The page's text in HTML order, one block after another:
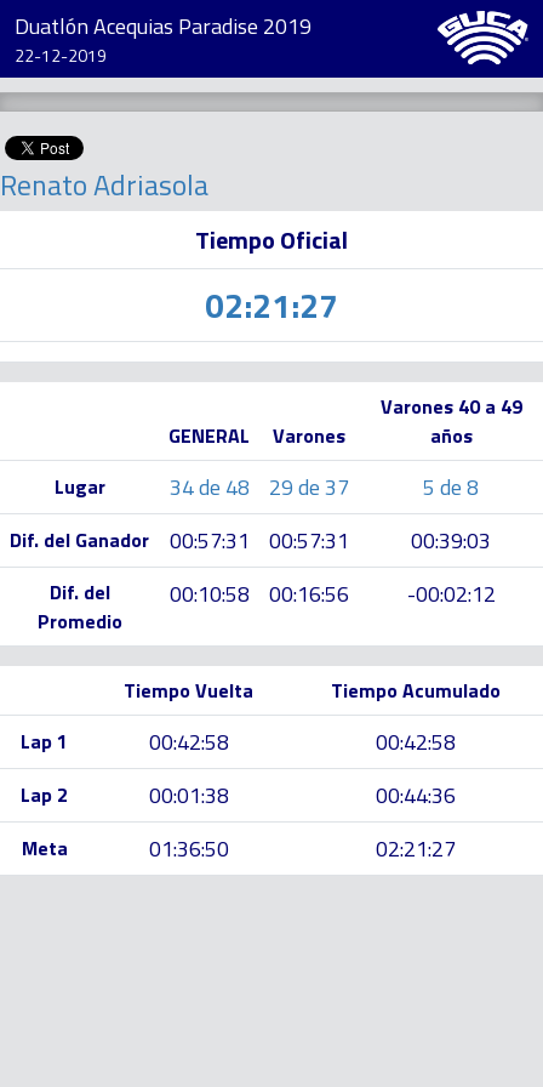
Duatlón Acequias Paradise 2019
22-12-2019
Renato Adriasola
Tiempo Oficial
02:21:27
GENERAL Varones
Varones 40 a 49
años
Lugar
34 de 48 29 de 37 5 de 8
Dif. del Ganador 00:57:31 00:57:31 00:39:03
Dif. del
Promedio
00:10:58 00:16:56 -00:02:12
Tiempo Vuelta
Tiempo Acumulado
Lap 1
00:42:58 00:42:58
Lap 2 00:01:38 00:44:36
Meta 01:36:50 02:21:27